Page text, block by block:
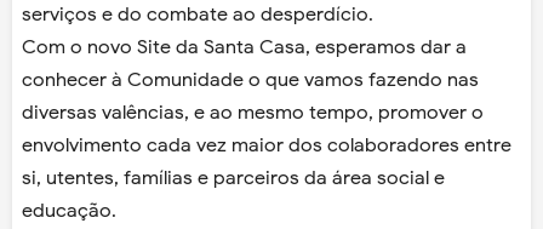
serviços e do combate ao desperdício.
Com o novo Site da Santa Casa, esperamos dar a
conhecer à Comunidade o que vamos fazendo nas
diversas valências, e ao mesmo tempo, promover o
envolvimento cada vez maior dos colaboradores entre
si, utentes, famílias e parceiros da área social e
educação.